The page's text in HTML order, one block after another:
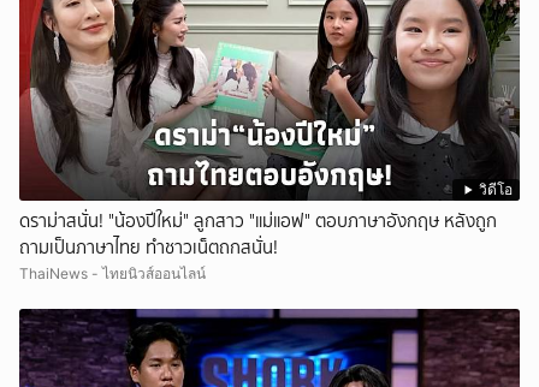
วิดีโอ
ดราม่าสนั่น! "น้องปีใหม่" ลูกสาว "แม่แอฟ" ตอบภาษาอังกฤษ หลังถูก
ถามเป็นภาษาไทย ทำชาวเน็ตถกสนั่น!
ThaiNews - ไทยนิวส์ออนไลน์